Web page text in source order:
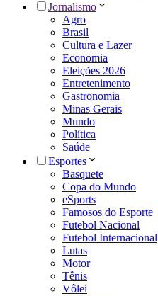
Jornalismo
Agro
Brasil
Cultura e Lazer
Economia
Eleições 2026
Entretenimento
Gastronomia
Minas Gerais
Mundo
Política
Saúde
Esportes
Basquete
Copa do Mundo
eSports
Famosos do Esporte
Futebol Nacional
Futebol Internacional
Lutas
Motor
Tênis
Vôlei